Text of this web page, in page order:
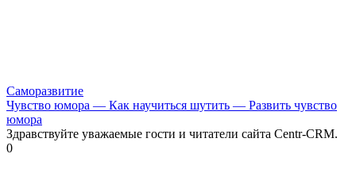
Саморазвитие
Чувство юмора — Как научиться шутить — Развить чувство
юмора
Здравствуйте уважаемые гости и читатели сайта Centr-CRM.
0